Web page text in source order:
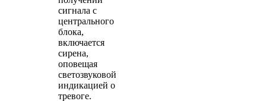
сигнала с
центрального
блока,
включается
сирена,
оповещая
светозвуковой
индикацией о
тревоге.